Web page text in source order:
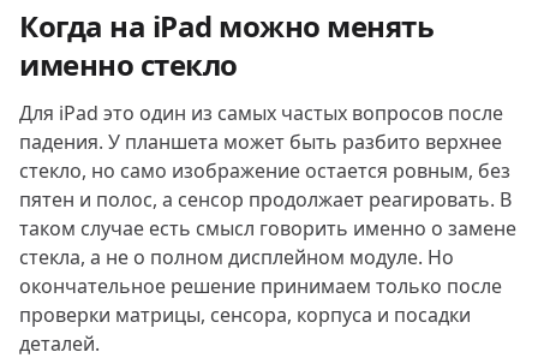
Когда на iPad можно менять
именно стекло
Для iPad это один из самых частых вопросов после
падения. У планшета может быть разбито верхнее
стекло, но само изображение остается ровным, без
пятен и полос, а сенсор продолжает реагировать. В
таком случае есть смысл говорить именно о замене
стекла, а не о полном дисплейном модуле. Но
окончательное решение принимаем только после
проверки матрицы, сенсора, корпуса и посадки
деталей.